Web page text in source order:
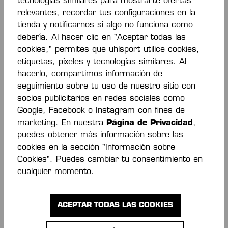
Ropa de
entrenamiento
para ti y tu
equipo
entrenamiento. Desde capas base hasta
camisetas, sudaderas, pantalones de
relevantes, recordar tus configuraciones en la
tienda y notificarnos si algo no funciona como
debería. Al hacer clic en "Aceptar todas las
cookies," permites que uhlsport utilice cookies,
etiquetas, píxeles y tecnologías similares. Al
hacerlo, compartimos información de
seguimiento sobre tu uso de nuestro sitio con
socios publicitarios en redes sociales como
Google, Facebook o Instagram con fines de
marketing. En nuestra Página de Privacidad,
puedes obtener más información sobre las
cookies en la sección "Información sobre
Cookies". Puedes cambiar tu consentimiento en
cualquier momento.
ACEPTAR TODAS LAS COOKIES